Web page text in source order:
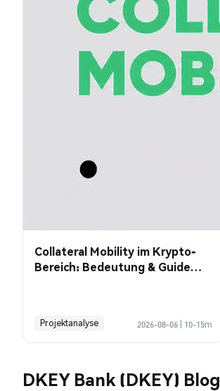
Collateral Mobility im Krypto-
Bereich: Bedeutung & Guide
Projektanalyse 2026-08-06 10-15m
DKEY Bank (DKEY) Blog